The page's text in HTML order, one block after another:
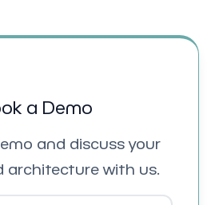
a Demo
and discuss your
architecture with us.